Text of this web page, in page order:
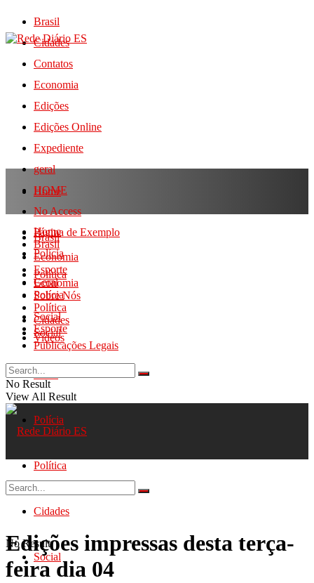
Brasil
Cidades
Contatos
Economia
Edições
Edições Online
Expediente
geral
HOME
No Access
Página de Exemplo
Polícia
Política
Sobre Nós
Social
Videos
Home
Brasil
Economia
Esporte
Geral
Polícia
Política
Cidades
Social
Home
Brasil
Economia
Esporte
Geral
Polícia
Política
Cidades
Social
Publicações Legais
No Result
View All Result
No Result
Edições impressas desta terça-
feira dia 04